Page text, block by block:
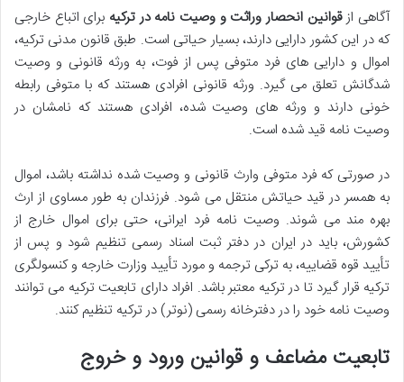
آگاهی ازقوانین انحصار وراثت و وصیت نامه در ترکیه برای اتباع خارجی
که در این کشور دارایی دارند، بسیار حیاتی است. طبق قانون مدنی ترکیه،
اموال و دارایی های فرد متوفی پس از فوت، به ورثه قانونی و وصیت
شدگانش تعلق می گیرد. ورثه قانونی افرادی هستند که با متوفی رابطه
خونی دارند و ورثه های وصیت شده، افرادی هستند که نامشان در
وصیت نامه قید شده است.
در صورتی که فرد متوفی وارث قانونی و وصیت شده نداشته باشد، اموال
به همسر در قید حیاتش منتقل می شود. فرزندان به طور مساوی از ارث
بهره مند می شوند. وصیت نامه فرد ایرانی، حتی برای اموال خارج از
کشورش، باید در ایران در دفتر ثبت اسناد رسمی تنظیم شود و پس از
تأیید قوه قضاییه، به ترکی ترجمه و مورد تأیید وزارت خارجه و کنسولگری
ترکیه قرار گیرد تا در ترکیه معتبر باشد. افراد دارای تابعیت ترکیه می توانند
وصیت نامه خود را در دفترخانه رسمی (نوتر) در ترکیه تنظیم کنند.
تابعیت مضاعف و قوانین ورود و خروج